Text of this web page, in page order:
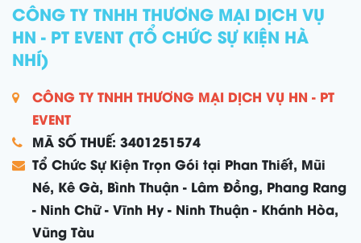
CÔNG TY TNHH THƯƠNG MẠI DỊCH VỤ
HN - PT EVENT (TỔ CHỨC SỰ KIỆN HÀ
NHÍ)
CÔNG TY TNHH THƯƠNG MẠI DỊCH VỤ HN - PT
EVENT
MÃ SỐ THUẾ: 3401251574
Tổ Chức Sự Kiện Trọn Gói tại Phan Thiết, Mũi
Né, Kê Gà, Bình Thuận - Lâm Đồng, Phang Rang
- Ninh Chữ - Vĩnh Hy - Ninh Thuận - Khánh Hòa,
Vũng Tàu